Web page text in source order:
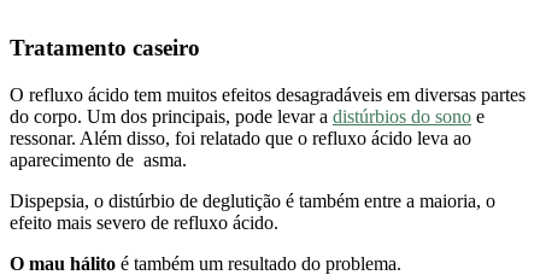
Tratamento caseiro
O refluxo ácido tem muitos efeitos desagradáveis em diversas partes
do corpo. Um dos principais, pode levar a distúrbios do sono e
ressonar. Além disso, foi relatado que o refluxo ácido leva ao
aparecimento de asma.
Dispepsia, o distúrbio de deglutição é também entre a maioria, o
efeito mais severo de refluxo ácido.
O mau hálito é também um resultado do problema.